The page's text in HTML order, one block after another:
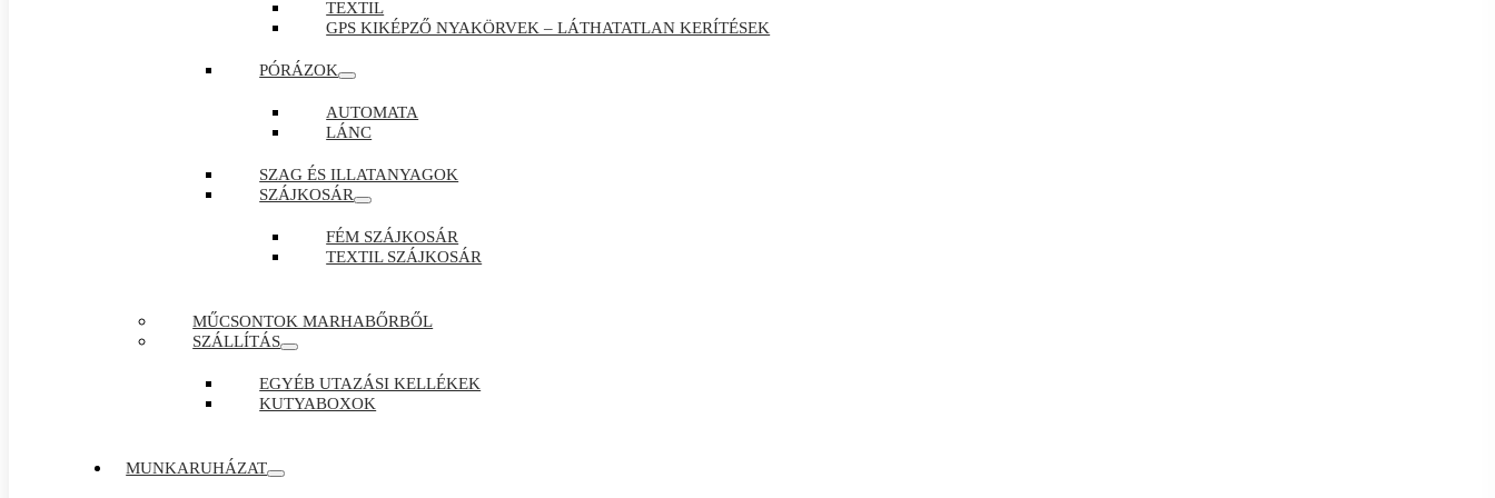
TEXTIL
GPS KIKÉPZŐ NYAKÖRVEK – LÁTHATATLAN KERÍTÉSEK
PÓRÁZOK
AUTOMATA
LÁNC
SZAG ÉS ILLATANYAGOK
SZÁJKOSÁR
FÉM SZÁJKOSÁR
TEXTIL SZÁJKOSÁR
MŰCSONTOK MARHABŐRBŐL
SZÁLLÍTÁS
EGYÉB UTAZÁSI KELLÉKEK
KUTYABOXOK
MUNKARUHÁZAT